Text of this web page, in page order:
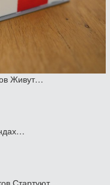
Живут…
Стартуют…